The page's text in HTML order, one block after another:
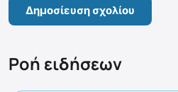
Ροή ειδήσεων